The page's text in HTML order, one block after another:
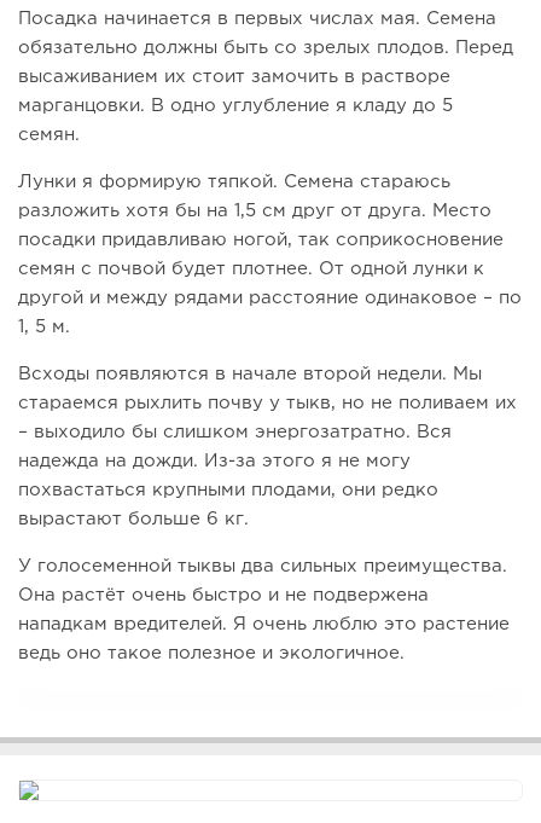
Посадка начинается в первых числах мая. Семена
обязательно должны быть со зрелых плодов. Перед
высаживанием их стоит замочить в растворе
марганцовки. В одно углубление я кладу до 5
семян.
Лунки я формирую тяпкой. Семена стараюсь
разложить хотя бы на 1,5 см друг от друга. Место
посадки придавливаю ногой, так соприкосновение
семян с почвой будет плотнее. От одной лунки к
другой и между рядами расстояние одинаковое – по
1, 5 м.
Всходы появляются в начале второй недели. Мы
стараемся рыхлить почву у тыкв, но не поливаем их
– выходило бы слишком энергозатратно. Вся
надежда на дожди. Из-за этого я не могу
похвастаться крупными плодами, они редко
вырастают больше 6 кг.
У голосеменной тыквы два сильных преимущества.
Она растёт очень быстро и не подвержена
нападкам вредителей. Я очень люблю это растение
ведь оно такое полезное и экологичное.